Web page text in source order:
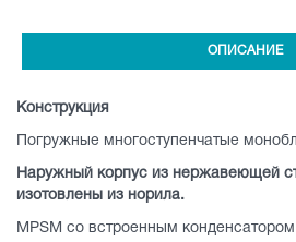
ОПИСАНИЕ
Конструкция
Погружные многоступенчатые
Наружный корпус из нержавеющей
изотовлены из норила.
MPSM со встроенным